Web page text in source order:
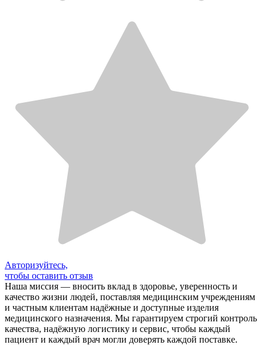
Авторизуйтесь,
чтобы оставить отзыв
Наша миссия — вносить вклад в здоровье, уверенность и
качество жизни людей, поставляя медицинским учреждениям
и частным клиентам надёжные и доступные изделия
медицинского назначения. Мы гарантируем строгий контроль
качества, надёжную логистику и сервис, чтобы каждый
пациент и каждый врач могли доверять каждой поставке.